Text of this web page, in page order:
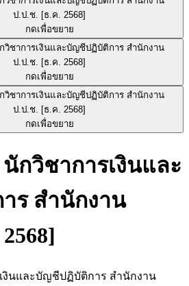
กดเพื่อขยาย
กดเพื่อขยาย
กดเพื่อขยาย
กวิชาการเงินและ
ร สำนักงาน
งินและบัญชีปฏิบัติการ สำนักงาน